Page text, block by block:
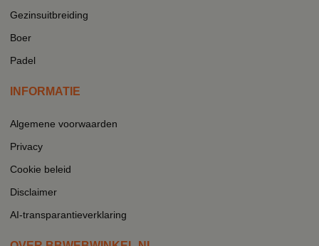
Gezinsuitbreiding
Boer
Padel
INFORMATIE
Algemene voorwaarden
Privacy
Cookie beleid
Disclaimer
AI-transparantieverklaring